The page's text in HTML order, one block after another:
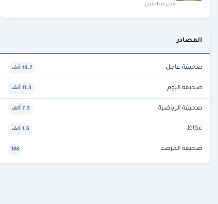
قبل ساعتين
المصادر
صحيفة عاجل 14.7 ألف
صحيفة اليوم 11.3 ألف
صحيفة الرياضية 7.3 ألف
عكاظ 1.6 ألف
صحيفة المرصد 188